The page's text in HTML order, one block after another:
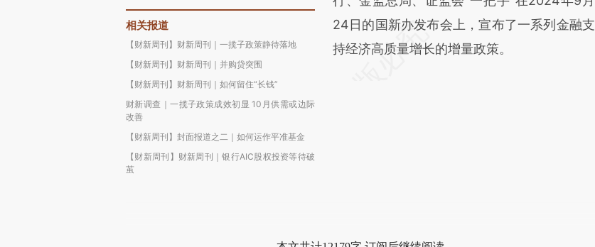
相关报道
【财新周刊】财新周刊｜一揽子政策静待落地
【财新周刊】财新周刊｜并购贷突围
【财新周刊】财新周刊｜如何留住“长钱”
财新调查｜一揽子政策成效初显 10月供需或边际
改善
【财新周刊】封面报道之二｜如何运作平准基金
【财新周刊】财新周刊｜银行AIC股权投资等待破
茧
24日的国新办发布会上，宣布了一系列金融支
持经济高质量增长的增量政策。